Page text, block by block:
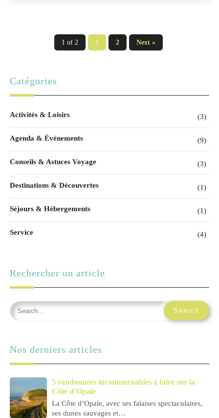
1 of 2 1 2 Next »
Catégories
Activités & Loisirs (3)
Agenda & Événements (9)
Conseils & Astuces Voyage (3)
Destinations & Découvertes (1)
Séjours & Hébergements (1)
Service (4)
Rechercher un article
Nos derniers articles
5 randonnées incontournables à faire sur la
Côte d’Opale
La Côte d’Opale, avec ses falaises spectaculaires,
ses dunes sauvages et…